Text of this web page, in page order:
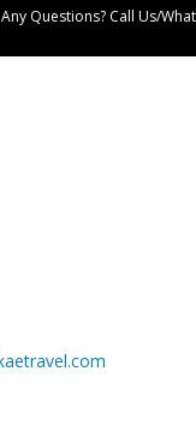
Any Questions? Call Us/